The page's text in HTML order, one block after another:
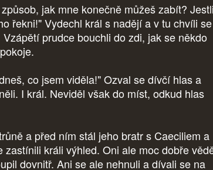
jak mne konečně můžeš zabít? Jestli
řekni!" Vydechl král s nadějí a v tu chvíli se
prudce bouchli do zdi, jak se někdo
co jsem viděla!" Ozval se dívčí hlas a
I král. Neviděl však do míst, odkud hlas
a před ním stál jeho bratr s Caeciliem a
zastínili králi výhled. Oni ale moc dobře
dovnitř. Ani se ale nehnuli a dívali se na